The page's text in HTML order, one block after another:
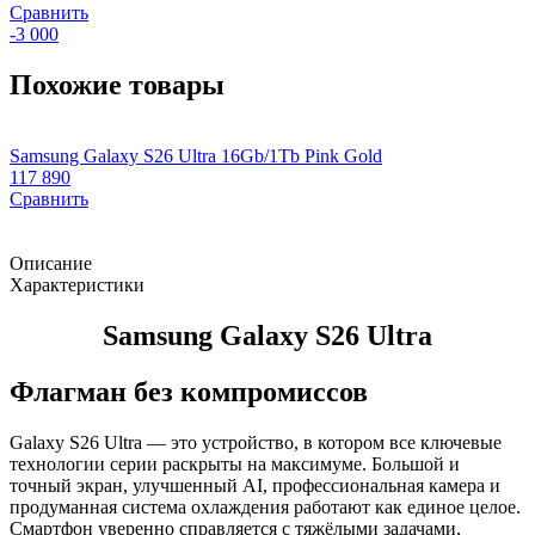
Сравнить
-3 000
Похожие товары
Samsung Galaxy S26 Ultra 16Gb/1Tb Pink Gold
117 890
Сравнить
Описание
Характеристики
Samsung Galaxy S26 Ultra
Флагман без компромиссов
Galaxy S26 Ultra — это устройство, в котором все ключевые
технологии серии раскрыты на максимуме. Большой и
точный экран, улучшенный AI, профессиональная камера и
продуманная система охлаждения работают как единое целое.
Смартфон уверенно справляется с тяжёлыми задачами,